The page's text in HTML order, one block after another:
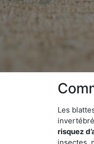
Les
risquez